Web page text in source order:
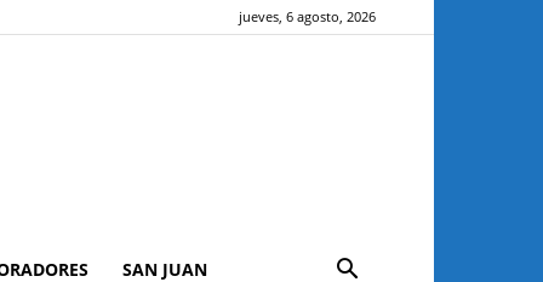
jueves, 6 agosto, 2026
SAN JUAN